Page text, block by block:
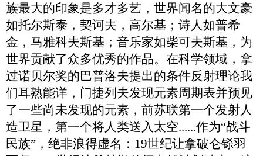
族最大的印象是多才多艺 ， 世界闻名的大文豪
如托尔斯泰，契诃夫，高尔基；诗人如普希
金，马雅科夫斯基；音乐家如柴可夫斯基，为
世界贡献了众多优秀的作品。在科学领域，拿
过诺贝尔奖的巴普洛夫提出的条件反射理论我
们耳熟能详，门捷列夫发现元素周期表并预见
了一些尚未发现的元素，前苏联第一个发射人
造卫星，第一个将人类送入太空......作为“战斗
民族”，绝非浪得虚名：19世纪让拿破仑铩羽